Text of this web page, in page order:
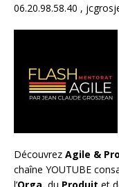
06.20.98.58.40 ,
Découvrez Agile &
chaîne YOUTUBE